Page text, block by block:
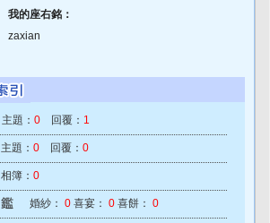
我的座右銘：
zaxian
主題： 0 回覆： 1
主題： 0 回覆： 0
相簿： 0
婚紗： 0 喜宴： 0 喜餅： 0